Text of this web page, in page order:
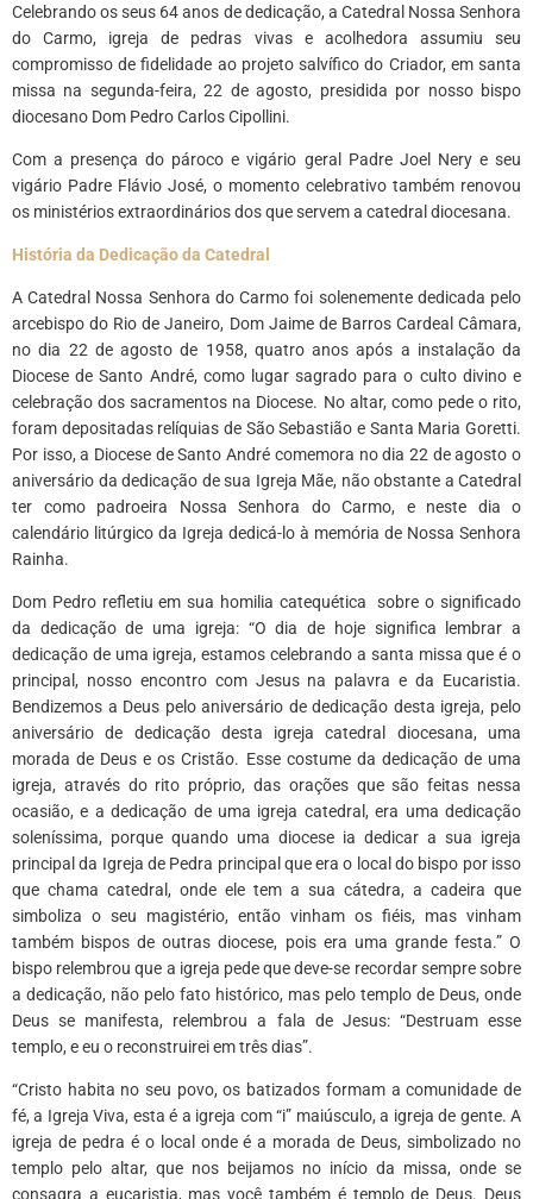
Celebrando os seus 64 anos de dedicação, a Catedral Nossa Senhora
do Carmo, igreja de pedras vivas e acolhedora assumiu seu
compromisso de fidelidade ao projeto salvífico do Criador, em santa
missa na segunda-feira, 22 de agosto, presidida por nosso bispo
diocesano Dom Pedro Carlos Cipollini.
Com a presença do pároco e vigário geral Padre Joel Nery e seu
vigário Padre Flávio José, o momento celebrativo também renovou
os ministérios extraordinários dos que servem a catedral diocesana.
História da Dedicação da Catedral
A Catedral Nossa Senhora do Carmo foi solenemente dedicada pelo
arcebispo do Rio de Janeiro, Dom Jaime de Barros Cardeal Câmara,
no dia 22 de agosto de 1958, quatro anos após a instalação da
Diocese de Santo André, como lugar sagrado para o culto divino e
celebração dos sacramentos na Diocese. No altar, como pede o rito,
foram depositadas relíquias de São Sebastião e Santa Maria Goretti.
Por isso, a Diocese de Santo André comemora no dia 22 de agosto o
aniversário da dedicação de sua Igreja Mãe, não obstante a Catedral
ter como padroeira Nossa Senhora do Carmo, e neste dia o
calendário litúrgico da Igreja dedicá-lo à memória de Nossa Senhora
Rainha.
Dom Pedro refletiu em sua homilia catequética sobre o significado
da dedicação de uma igreja: “O dia de hoje significa lembrar a
dedicação de uma igreja, estamos celebrando a santa missa que é o
principal, nosso encontro com Jesus na palavra e da Eucaristia.
Bendizemos a Deus pelo aniversário de dedicação desta igreja, pelo
aniversário de dedicação desta igreja catedral diocesana, uma
morada de Deus e os Cristão. Esse costume da dedicação de uma
igreja, através do rito próprio, das orações que são feitas nessa
ocasião, e a dedicação de uma igreja catedral, era uma dedicação
soleníssima, porque quando uma diocese ia dedicar a sua igreja
principal da Igreja de Pedra principal que era o local do bispo por isso
que chama catedral, onde ele tem a sua cátedra, a cadeira que
simboliza o seu magistério, então vinham os fiéis, mas vinham
também bispos de outras diocese, pois era uma grande festa.” O
bispo relembrou que a igreja pede que deve-se recordar sempre sobre
a dedicação, não pelo fato histórico, mas pelo templo de Deus, onde
Deus se manifesta, relembrou a fala de Jesus: “Destruam esse
templo, e eu o reconstruirei em três dias”.
“Cristo habita no seu povo, os batizados formam a comunidade de
fé, a Igreja Viva, esta é a igreja com “i” maiúsculo, a igreja de gente. A
igreja de pedra é o local onde é a morada de Deus, simbolizado no
templo pelo altar, que nos beijamos no início da missa, onde se
consagra a eucaristia, mas você também é templo de Deus. Deus